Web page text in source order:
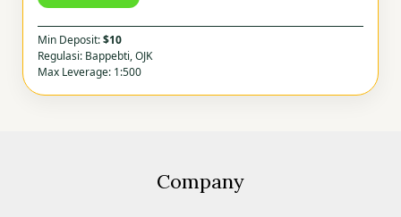
Min Deposit:$10
Regulasi: Bappebti, OJK
Max Leverage: 1:500
Company